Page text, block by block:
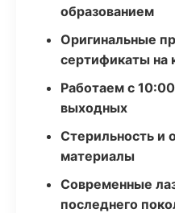
образованием
Оригинальные
сертификаты на
Работаем с
выходных
Стерильность и
материалы
Современные
последнего